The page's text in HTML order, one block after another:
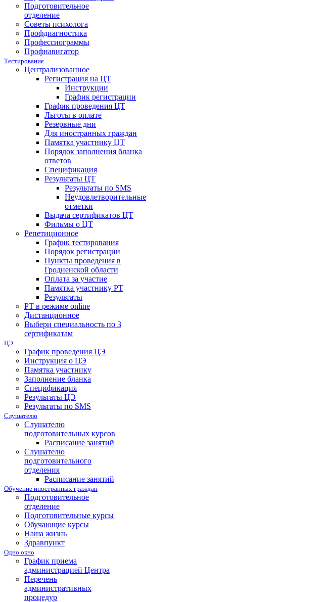
Подготовительное
отделение
Советы психолога
Профдиагностика
Профессиограммы
Профнавигатор
Тестирование
Централизованное
Регистрация на ЦТ
Инструкции
График регистрации
График проведения ЦТ
Льготы в оплате
Резервные дни
Для иностранных граждан
Памятка участнику ЦТ
Порядок заполнения бланка
ответов
Спецификация
Результаты ЦТ
Результаты по SMS
Неудовлетворительные
отметки
Выдача сертификатов ЦТ
Фильмы о ЦТ
Репетиционное
График тестирования
Порядок регистрации
Пункты проведения в
Гродненской области
Оплата за участие
Памятка участнику РТ
Результаты
РТ в режиме online
Дистанционное
Выбери специальность по 3
сертификатам
ЦЭ
График проведения ЦЭ
Инструкция о ЦЭ
Памятка участнику
Заполнение бланка
Спецификация
Результаты ЦЭ
Результаты по SMS
Слушателю
Слушателю
подготовительных курсов
Расписание занятий
Слушателю
подготовительного
отделения
Расписание занятий
Обучение иностранных граждан
Подготовительное
отделение
Подготовительные курсы
Обучающие курсы
Наша жизнь
Здравпункт
Одно окно
График приема
администрацией Центра
Перечень
административных
процедур